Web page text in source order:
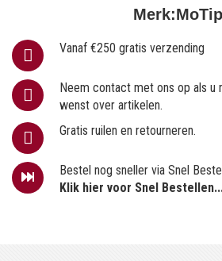
Merk:MoTip
Vanaf €250 gratis verzending
Neem contact met ons op als u
wenst over artikelen.
Gratis ruilen en retourneren.
Bestel nog sneller via Snel
Klik hier voor Snel